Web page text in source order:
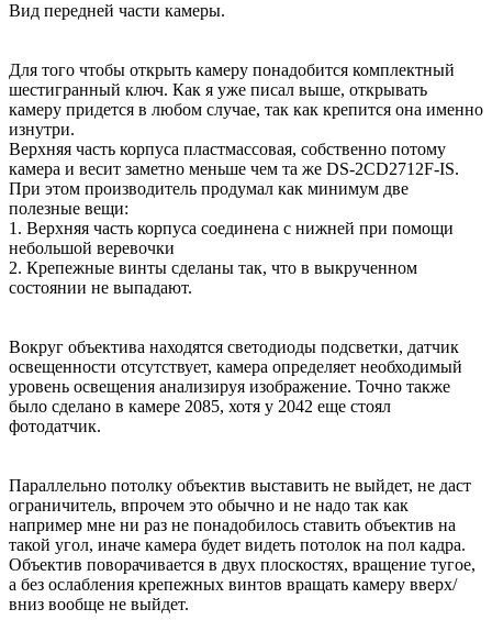
Вид передней части камеры.
Для того чтобы открыть камеру понадобится комплектный
шестигранный ключ. Как я уже писал выше, открывать
камеру придется в любом случае, так как крепится она именно
изнутри.
Верхняя часть корпуса пластмассовая, собственно потому
камера и весит заметно меньше чем та же DS-2CD2712F-IS.
При этом производитель продумал как минимум две
полезные вещи:
1. Верхняя часть корпуса соединена с нижней при помощи
небольшой веревочки
2. Крепежные винты сделаны так, что в выкрученном
состоянии не выпадают.
Вокруг объектива находятся светодиоды подсветки, датчик
освещенности отсутствует, камера определяет необходимый
уровень освещения анализируя изображение. Точно также
было сделано в камере 2085, хотя у 2042 еще стоял
фотодатчик.
Параллельно потолку объектив выставить не выйдет, не даст
ограничитель, впрочем это обычно и не надо так как
например мне ни раз не понадобилось ставить объектив на
такой угол, иначе камера будет видеть потолок на пол кадра.
Объектив поворачивается в двух плоскостях, вращение тугое,
а без ослабления крепежных винтов вращать камеру вверх/
вниз вообще не выйдет.